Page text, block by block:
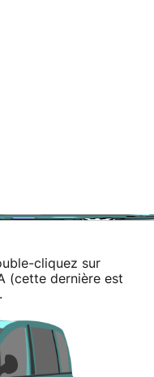
cliquez sur
(cette dernière est